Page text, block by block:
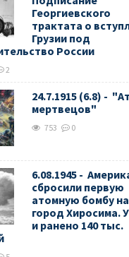
Георгиевского
трактата о
Грузии под
России
2
24.7.1915 (6.8) -
мертвецов"
753 0
6.08.1945 -
сбросили первую
атомную бомбу на
город Хиросима.
и ранено 140 тыс.